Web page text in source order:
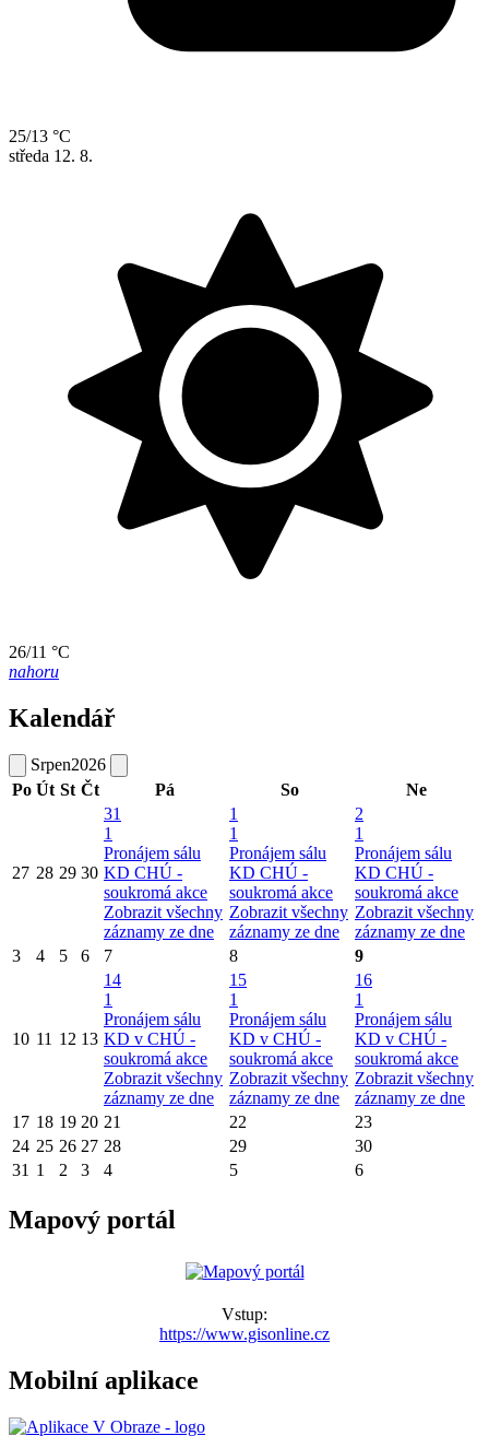
25/13 °C
středa 12. 8.
26/11 °C
nahoru
Kalendář
Srpen2026
Po Út St Čt Pá So Ne
27 28 29 30
31
1
Pronájem sálu
KD CHÚ -
soukromá akce
Zobrazit všechny
záznamy ze dne
1
1
Pronájem sálu
KD CHÚ -
soukromá akce
Zobrazit všechny
záznamy ze dne
2
1
Pronájem sálu
KD CHÚ -
soukromá akce
Zobrazit všechny
záznamy ze dne
3
4 5 6 7 8 9
10 11 12 13
14
1
Pronájem sálu
KD v CHÚ -
soukromá akce
Zobrazit všechny
záznamy ze dne
15
1
Pronájem sálu
KD v CHÚ -
soukromá akce
Zobrazit všechny
záznamy ze dne
16
1
Pronájem sálu
KD v CHÚ -
soukromá akce
Zobrazit všechny
záznamy ze dne
17 18 19 20 21 22
23
24 25 26 27 28 29
30
31 1 2 3 4 5 6
Mapový portál
Vstup:
https://www.gisonline.cz
Mobilní aplikace